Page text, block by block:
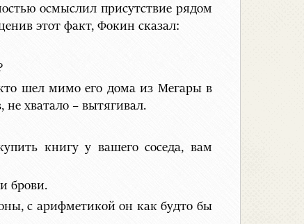
осмыслил присутствие рядом
этот факт, Фокин сказал:
шел мимо его дома из Мегары в
хватало – вытягивал.
книгу у вашего соседа, вам
брови.
с арифметикой он как будто бы